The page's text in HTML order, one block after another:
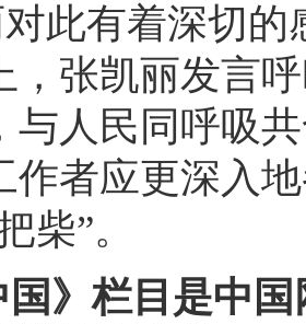
此有着深切
，张凯丽发言
与人民同呼吸
作者应更深入
柴”。
国》栏目是中